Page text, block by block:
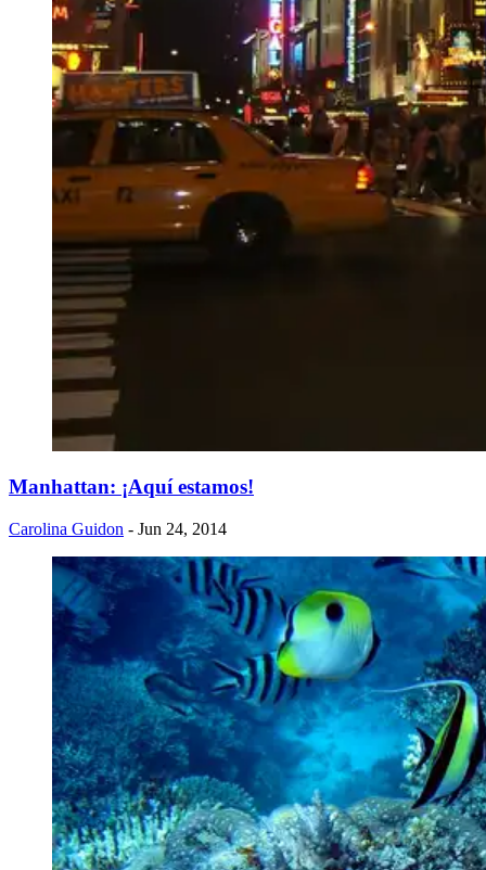
Manhattan: ¡Aquí estamos!
Carolina Guidon - Jun 24, 2014